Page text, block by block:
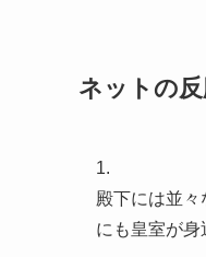
ネットの
1.
殿下には並
にも皇室が身